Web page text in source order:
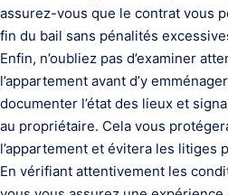
assurez-vous que le contrat vous
fin du bail sans pénalités
Enfin, n’oubliez pas d’examiner
l’appartement avant d’y
documenter l’état des lieux et
au propriétaire. Cela vous
l’appartement et évitera les litiges
En vérifiant attentivement les